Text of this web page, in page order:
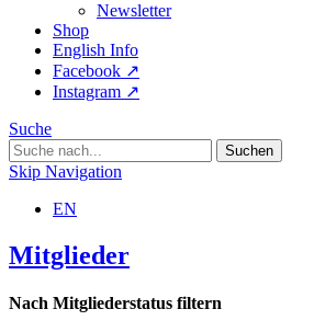
Newsletter
Shop
English Info
Facebook ↗︎
Instagram ↗︎
Suche
Skip Navigation
EN
Mitglieder
Nach Mitgliederstatus filtern